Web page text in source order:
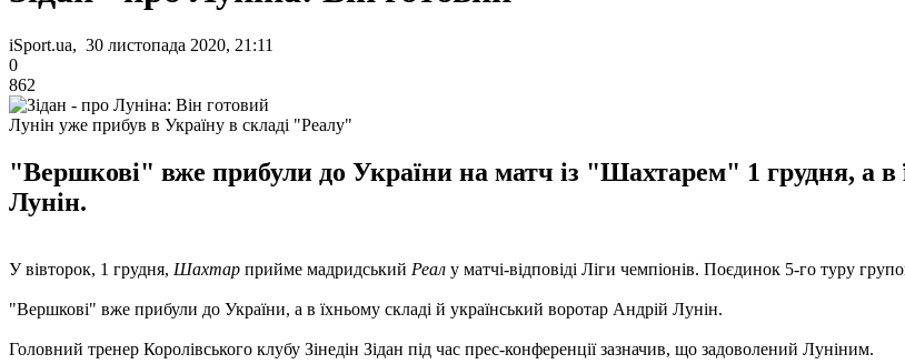
iSport.ua, 30 листопада 2020, 21:11
0
862
Лунін уже прибув в Україну в складі "Реалу"
"Вершкові" вже прибули до України на матч із "Шахтарем" 1 грудня, а в
Лунін.
У вівторок, 1 грудня, Шахтар прийме мадридський Реал у матчі-відповіді Ліги чемпіонів. Поєдинок 5-го туру
"Вершкові" вже прибули до України, а в їхньому складі й український воротар Андрій Лунін.
Головний тренер Королівського клубу Зінедін Зідан під час прес-конференції зазначив, що задоволений Луніним.